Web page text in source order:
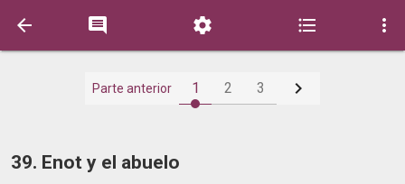
    
Parte anterior 1 2 3 
39. Enot y el abuelo